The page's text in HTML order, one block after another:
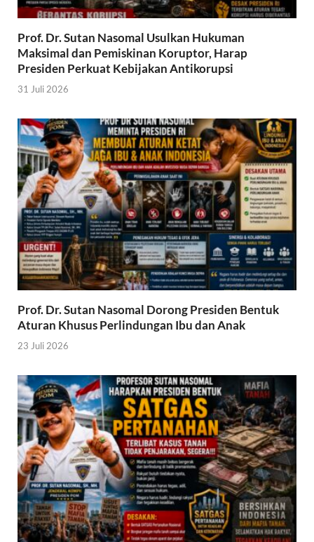
Prof. Dr. Sutan Nasomal Usulkan Hukuman
Maksimal dan Pemiskinan Koruptor, Harap
Presiden Perkuat Kebijakan Antikorupsi
31 Juli 2026
Prof. Dr. Sutan Nasomal Dorong Presiden Bentuk
Aturan Khusus Perlindungan Ibu dan Anak
23 Juli 2026